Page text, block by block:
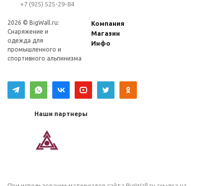
+7 (925) 525-29-84
2026 © BigWall.ru:
Снаряжение и
одежда для
промышленного и
спортивного альпинизма
Компания
Магазин
Инфо
Наши партнеры